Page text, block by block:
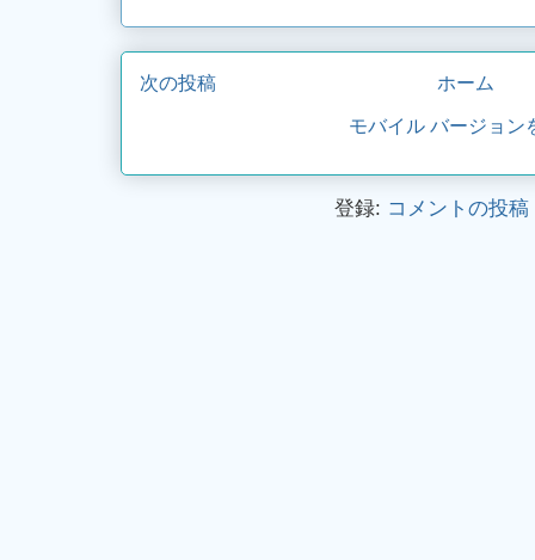
次の投稿 ホーム
モバイル バージョン
登録: コメントの投